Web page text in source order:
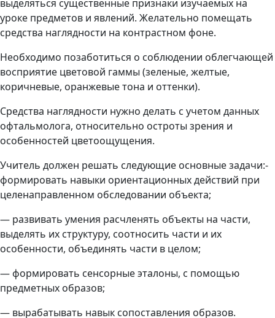
выделяться существенные признаки изучаемых на
уроке предметов и явлений. Желательно помещать
средства наглядности на контрастном фоне.
Необходимо позаботиться о соблюдении облегчающей
восприятие цветовой гаммы (зеленые, желтые,
коричневые, оранжевые тона и оттенки).
Средства наглядности нужно делать с учетом данных
офтальмолога, относительно остроты зрения и
особенностей цветоощущения.
Учитель должен решать следующие основные задачи:-
формировать навыки ориентационных действий при
целенаправленном обследовании объекта;
— развивать умения расчленять объекты на части,
выделять их структуру, соотносить части и их
особенности, объединять части в целом;
— формировать сенсорные эталоны, с помощью
предметных образов;
— вырабатывать навык сопоставления образов.